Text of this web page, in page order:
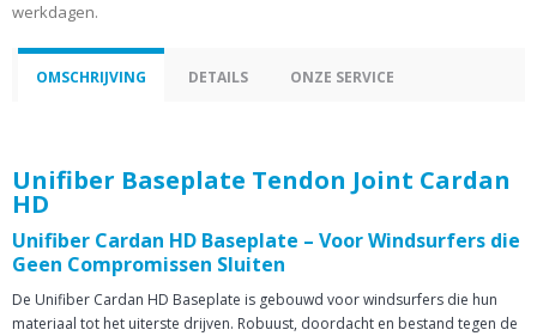
werkdagen.
OMSCHRIJVING DETAILS ONZE SERVICE
Unifiber Baseplate Tendon Joint Cardan
HD
Unifiber Cardan HD Baseplate – Voor Windsurfers die
Geen Compromissen Sluiten
De Unifiber Cardan HD Baseplate is gebouwd voor windsurfers die hun
materiaal tot het uiterste drijven. Robuust, doordacht en bestand tegen de